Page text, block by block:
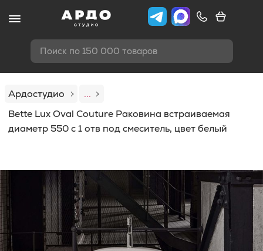
Поиск по 150 000 товаров
Ардостудио
...
Bette Lux Oval Couture Раковина встраиваемая
диаметр 550 c 1 отв под смеситель, цвет белый